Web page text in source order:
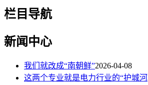
栏目导航
新闻中心
我们就改成“南朝鲜”2026-04-08
这两个专业就是电力行业的“护城河